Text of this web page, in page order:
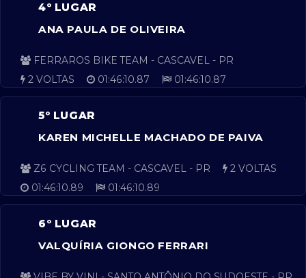
4º LUGAR
ANA PAULA DE OLIVEIRA
FERRAROS BIKE TEAM - CASCAVEL - PR
2 VOLTAS
01:46:10.87 01:46:10.87
5º LUGAR
KAREN MICHELLE MACHADO DE PAIVA
Z6 CYCLING TEAM - CASCAVEL - PR
2 VOLTAS
01:46:10.89
01:46:10.89
6º LUGAR
VALQUÍRIA GIONGO FERRARI